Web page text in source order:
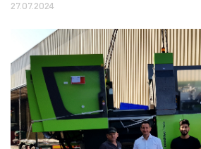
27.07.2024